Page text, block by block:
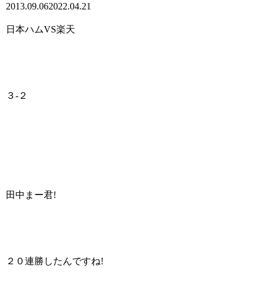
2013.09.062022.04.21
日本ハムVS楽天
３-２
田中まー君!
２０連勝したんですね!